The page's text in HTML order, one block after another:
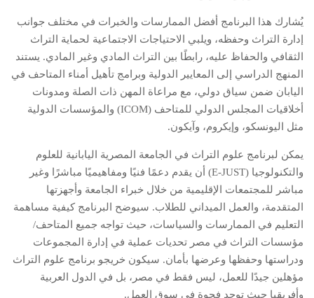
يُشارك هذا البرنامج أفضل الممارسات والخبرات في مختلف جوانب
إدارة التراث وحفظه، ويلبي الاحتياجات الاجتماعية لحماية التراث
الثقافي والحفاظ عليه، رابطًا بين التراث المادي وغير المادي. يستند
المنهج الدراسي إلى المعايير الدولية وبرامج تأهيل أمناء المتاحف في
اليابان ضمن سياق دولي، مع مراعاة المهن ذات الصلة ومدونات
أخلاقيات المجلس الدولي للمتاحف (ICOM) والمؤسسات الدولية
مثل اليونسكو، وإيكروم، وآيكون.
يمكن لبرنامج علوم التراث في الجامعة المصرية اليابانية للعلوم
والتكنولوجيا (E-JUST) أن يقدم دعمًا فنيًا ومفاهيميًا مباشرًا وغير
مباشر للمجتمعات الإقليمية من خلال خبراء الجامعة وأجهزتها
المتقدمة، والعمل الميداني للطلاب. سيوضح البرنامج كيفية مساهمة
التعليم في الممارسات والسياسات، حيث تواجه جميع المتاحف/
مؤسسات التراث في مصر تحديات عملية في إدارة المجموعات
ودراستها وحفظها وعرضها بأمان. سيكون خريجو برنامج علوم التراث
مؤهلين جيدًا للعمل، ليس فقط في مصر، بل في الدول العربية
وأفريقيا حيث توجد فجوة في سوق العمل.